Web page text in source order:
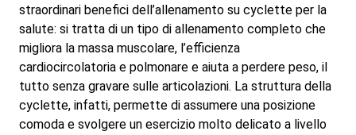
straordinari benefici dell’allenamento su cyclette per la
salute: si tratta di un tipo di allenamento completo che
migliora la massa muscolare, l’efficienza
cardiocircolatoria e polmonare e aiuta a perdere peso, il
tutto senza gravare sulle articolazioni. La struttura della
cyclette, infatti, permette di assumere una posizione
comoda e svolgere un esercizio molto delicato a livello